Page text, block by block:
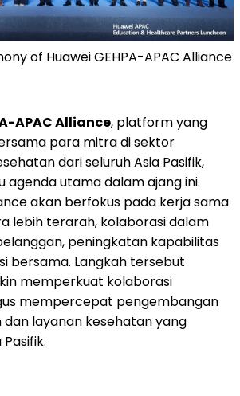
of Huawei GEHPA-APAC Alliance
APAC Alliance, platform yang
para mitra di sektor
dari seluruh Asia Pasifik,
agenda utama dalam ajang ini.
akan berfokus pada kerja sama
lebih terarah, kolaborasi dalam
peningkatan kapabilitas
bersama. Langkah tersebut
memperkuat kolaborasi
mempercepat pengembangan
layanan kesehatan yang